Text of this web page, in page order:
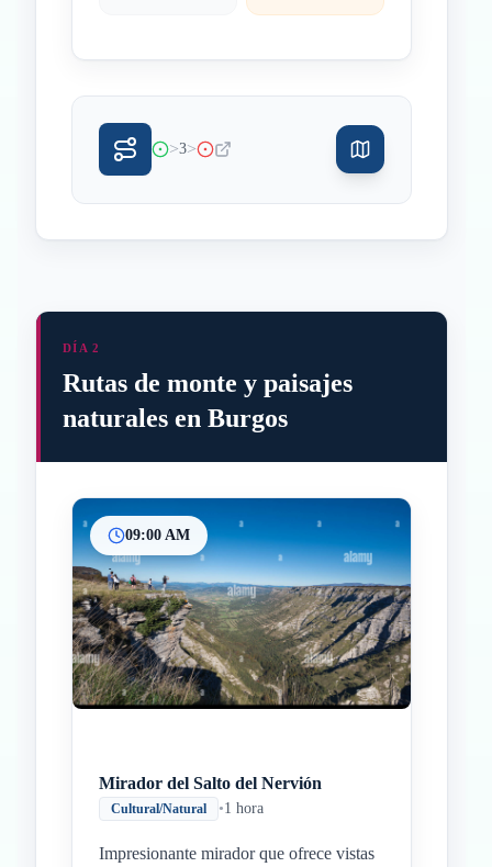
>3>
InicioParadas intermedias
Final
DÍA 2
Rutas de monte y paisajes
naturales en Burgos
09:00 AM
Mirador del Salto del Nervión
Cultural/Natural •1 hora
Impresionante mirador que ofrece vistas